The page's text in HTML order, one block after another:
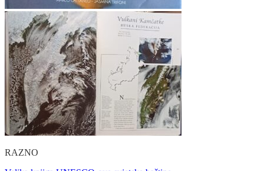
RAZNO